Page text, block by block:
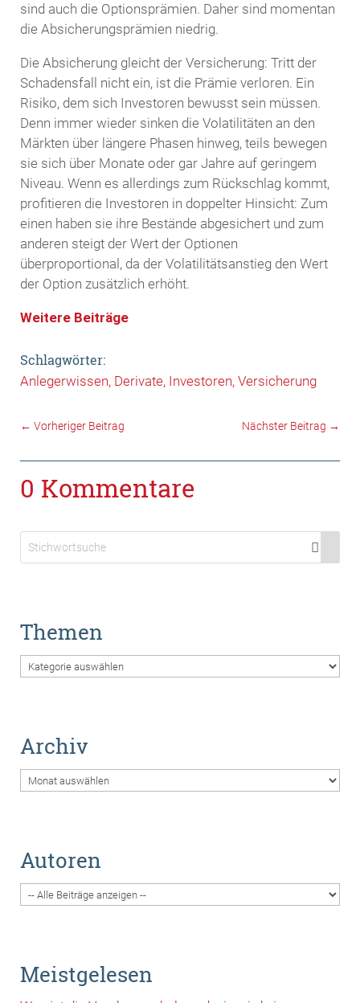
sind auch die Optionsprämien. Daher sind momentan
die Absicherungsprämien niedrig.
Die Absicherung gleicht der Versicherung: Tritt der
Schadensfall nicht ein, ist die Prämie verloren. Ein
Risiko, dem sich Investoren bewusst sein müssen.
Denn immer wieder sinken die Volatilitäten an den
Märkten über längere Phasen hinweg, teils bewegen
sie sich über Monate oder gar Jahre auf geringem
Niveau. Wenn es allerdings zum Rückschlag kommt,
profitieren die Investoren in doppelter Hinsicht: Zum
einen haben sie ihre Bestände abgesichert und zum
anderen steigt der Wert der Optionen
überproportional, da der Volatilitätsanstieg den Wert
der Option zusätzlich erhöht.
Weitere Beiträge
Schlagwörter:
Anlegerwissen Derivate Investoren Versicherung
← Vorheriger Beitrag Nächster Beitrag →
0 Kommentare
Themen
Themen
Archiv
Archiv
Autoren
Meistgelesen